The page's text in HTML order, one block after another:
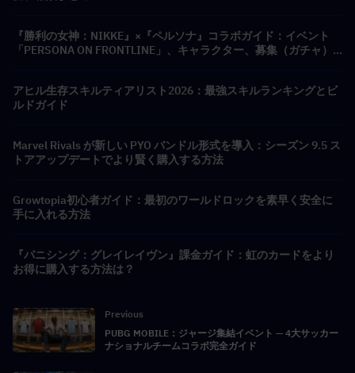
『勝利の女神：NIKKE』×『ペルソナ』コラボガイド：イベント
「PERSONA ON FRONTLINE」、キャラクター、募集（ガチャ）
アヒル生存スキルティアリスト2026：最強スキルランキングとビ
ルドガイド
Marvel Rivals が新しい PYO バンドル形式を導入：シーズン 9.5 ス
トアアップデートでより賢く購入する方法
Growtopia初心者ガイド：最初のワールドロックを素早く安全に
手に入れる方法
『パニシング：グレイレイヴン』課金ガイド：虹のカードをより
お得に購入する方法は？
Previous
PUBG MOBILE：ジャージ集結イベント — 4大サッカー
ナショナルチームコラボ完全ガイド